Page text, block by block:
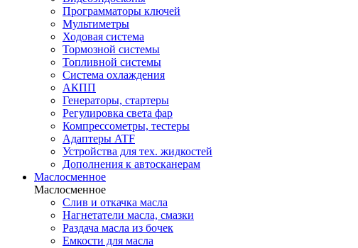
Программаторы ключей
Мультиметры
Ходовая система
Тормозной системы
Топливной системы
Система охлаждения
АКПП
Генераторы, стартеры
Регулировка света фар
Компрессометры, тестеры
Адаптеры ATF
Устройства для тех. жидкостей
Дополнения к автосканерам
Маслосменное
Маслосменное
Слив и откачка масла
Нагнетатели масла, смазки
Раздача масла из бочек
Емкости для масла